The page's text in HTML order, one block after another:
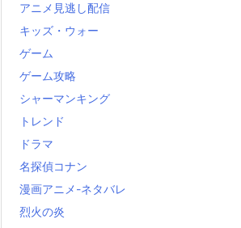
アニメ見逃し配信
キッズ・ウォー
ゲーム
ゲーム攻略
シャーマンキング
トレンド
ドラマ
名探偵コナン
漫画アニメ-ネタバレ
烈火の炎